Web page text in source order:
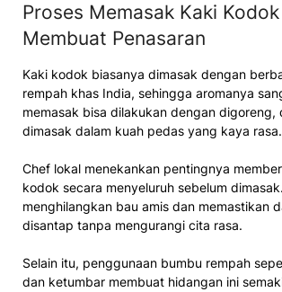
Proses Memasak Kaki
Membuat Penasaran
Kaki kodok biasanya dimasak dengan
rempah khas India, sehingga aromanya
memasak bisa dilakukan dengan digoreng,
dimasak dalam kuah pedas yang kaya rasa.
Chef lokal menekankan pentingnya
kodok secara menyeluruh sebelum
menghilangkan bau amis dan memastikan
disantap tanpa mengurangi cita rasa.
Selain itu, penggunaan bumbu rempah
dan ketumbar membuat hidangan ini